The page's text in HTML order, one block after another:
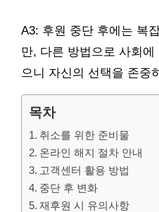
A3: 후원 중단 후에는 복
만, 다른 방법으로 사회
으니 자신의 선택을 존중
목차
취소를 위한 준비물
온라인 해지 절차 안내
고객센터 활용 방법
중단 후 변화
재후원 시 유의사항